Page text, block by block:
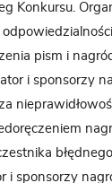
Konkursu.
pism i
i sponsorzy
i sponsorzy